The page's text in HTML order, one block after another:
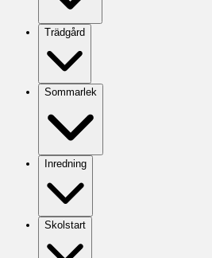
Trädgård
Sommarlek
Inredning
Skolstart